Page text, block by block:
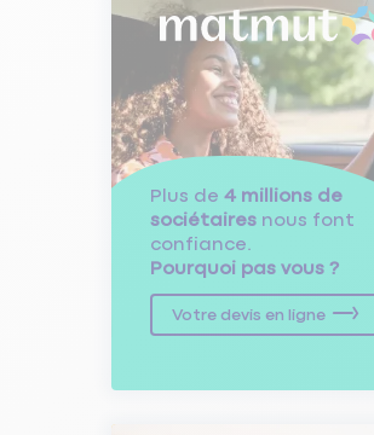
Plus de 4 millions de
sociétaires nous font
confiance.
Pourquoi pas vous ?
Votre devis en ligne